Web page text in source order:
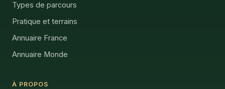
Types de parcours
Pratique et terrains
Annuaire France
Annuaire Monde
À PROPOS